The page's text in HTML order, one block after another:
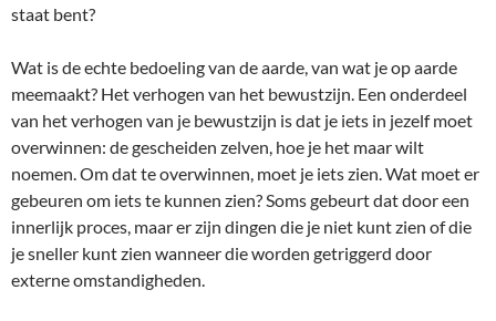
staat bent?
Wat is de echte bedoeling van de aarde, van wat je op aarde
meemaakt? Het verhogen van het bewustzijn. Een onderdeel
van het verhogen van je bewustzijn is dat je iets in jezelf moet
overwinnen: de gescheiden zelven, hoe je het maar wilt
noemen. Om dat te overwinnen, moet je iets zien. Wat moet er
gebeuren om iets te kunnen zien? Soms gebeurt dat door een
innerlijk proces, maar er zijn dingen die je niet kunt zien of die
je sneller kunt zien wanneer die worden getriggerd door
externe omstandigheden.